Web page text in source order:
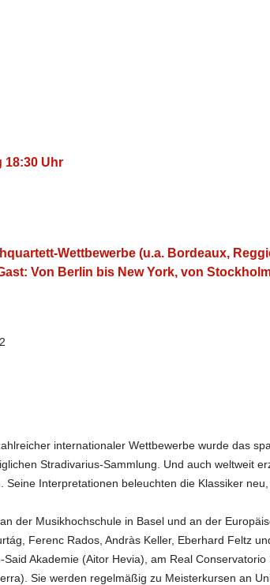
18:30 Uhr
quartett-Wettbewerbe (u.a. Bordeaux,
Von Berlin bis New York, von
internationaler Wettbewerbe wurde das
Stradivarius-Sammlung. Und auch weltweit
Interpretationen beleuchten die Klassiker
der Musikhochschule in Basel und an der
Ferenc Rados, Andràs Keller, Eberhard Feltz
Akademie (Aitor Hevia), am Real
Sie werden regelmäßig zu Meisterkursen an